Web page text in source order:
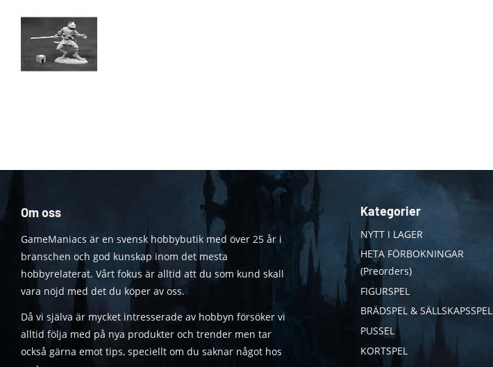
Om oss
GameManiacs är en svensk hobbybutik med över 25 år i
branschen och god kunskap inom det mesta
hobbyrelaterat. Vårt fokus är alltid att du som kund skall
vara nöjd med det du köper av oss.
Då vi själva är mycket intresserade av hobbyn försöker vi
alltid följa med på nya produkter och trender men tar
också gärna emot tips, speciellt om du saknar något hos
Kategorier
NYTT I LAGER
HETA FÖRBOKNINGAR
(Preorders)
FIGURSPEL
BRÄDSPEL & SÄLLSKAPSSPEL
PUSSEL
KORTSPEL